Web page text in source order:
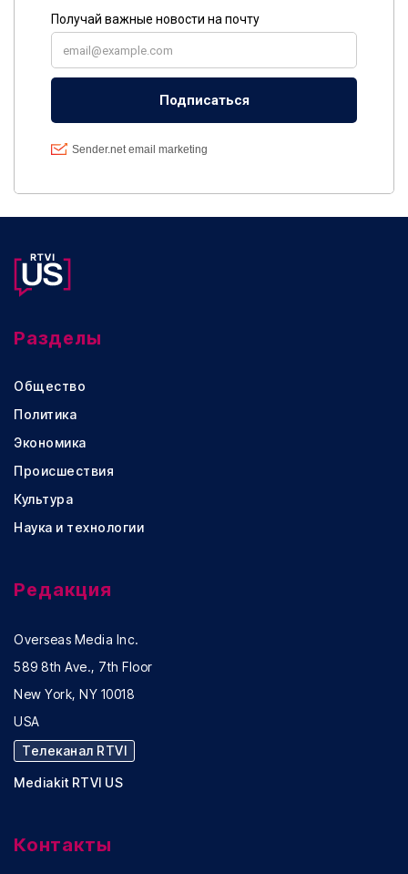
Разделы
Общество
Политика
Экономика
Происшествия
Культура
Наука и технологии
Редакция
Overseas Media Inc.
589 8th Ave., 7th Floor
New York, NY 10018
USA
Телеканал RTVI
Mediakit RTVI US
Контакты